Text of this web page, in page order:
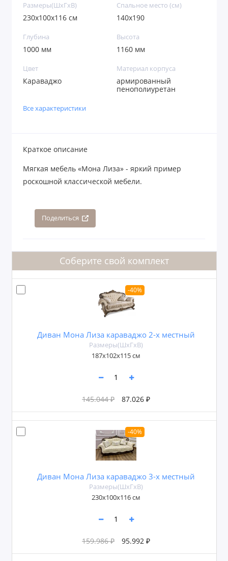
Размеры(ШxГxВ)
230х100х116 см
Спальное место (см)
140х190
Глубина
1000 мм
Высота
1160 мм
Цвет
Караваджо
Материал корпуса
армированный
пенополиуретан
Все характеристики
Краткое описание
Мягкая мебель «Мона Лиза» - яркий пример
роскошной классической мебели.
Поделиться
Соберите свой комплект
-40%
Диван Мона Лиза караваджо 2-х местный
Размеры(ШxГxВ)
187x102x115 см
145.044 ₽ 87.026 ₽
-40%
Диван Мона Лиза караваджо 3-х местный
Размеры(ШxГxВ)
230х100х116 см
159.986 ₽ 95.992 ₽